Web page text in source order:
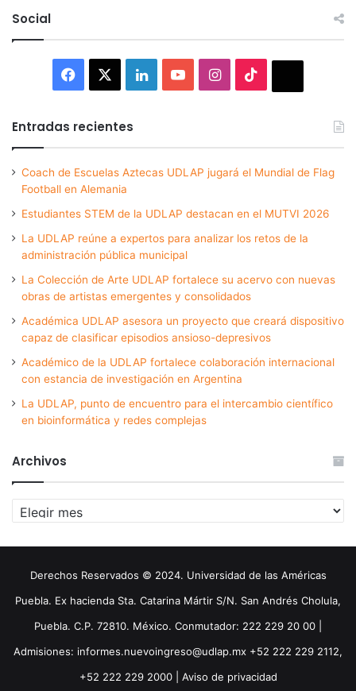
Social
Facebook LinkedInYouTubeInstagram
Entradas recientes
Coach de Escuelas Aztecas UDLAP jugará el Mundial de Flag
Football en Alemania
Estudiantes STEM de la UDLAP destacan en el MUTVI 2026
La UDLAP reúne a expertos para analizar los retos de la
administración pública municipal
La Colección de Arte UDLAP fortalece su acervo con nuevas
obras de artistas emergentes y consolidados
Académica UDLAP asesora un proyecto que creará dispositivo
capaz de clasificar episodios ansioso-depresivos
Académico de la UDLAP fortalece colaboración internacional
con estancia de investigación en Argentina
La UDLAP, punto de encuentro para el intercambio científico
en bioinformática y redes complejas
Archivos
Archivos
Derechos Reservados © 2024. Universidad de las Américas
Puebla. Ex hacienda Sta. Catarina Mártir S/N. San Andrés Cholula,
Puebla. C.P. 72810. México. Conmutador: 222 229 20 00 |
Admisiones: informes.nuevoingreso@udlap.mx +52 222 229 2112,
+52 222 229 2000 | Aviso de privacidad